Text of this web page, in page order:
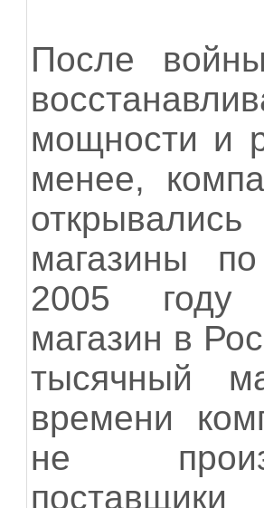
После
мощности и
менее,
магазины
2005 году
магазин в
тысячный
времени
не